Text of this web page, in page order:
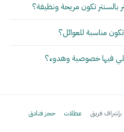
تكون مريحة ونظيفة؟
مناسبة للعوائل؟
فيها خصوصية وهدوء؟
فريق عطلات حجز فنادق